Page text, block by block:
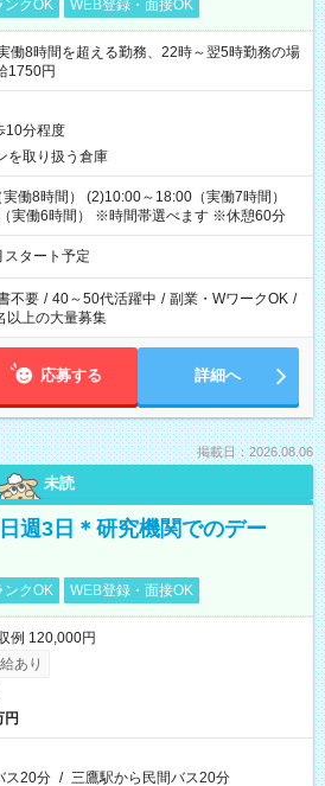
ンクOK WEB登録・面接OK
8時間を超える勤務、22時～翌5時勤務の場
1750円
10分程度
を取り扱う倉庫
働8時間） (2)10:00～18:00（実働7時間）
実働6時間） ※時間帯選べます ※休憩60分
タート予定
不要 / 40～50代活躍中 / 副業・WワークOK /
以上の大量募集
応募する 詳細へ
掲載日：2026.08.06
未読
週3日＊研究機関でのデー
ンクOK WEB登録・面接OK
例 120,000円
あり
円
ス20分 / 三鷹駅から民間バス20分